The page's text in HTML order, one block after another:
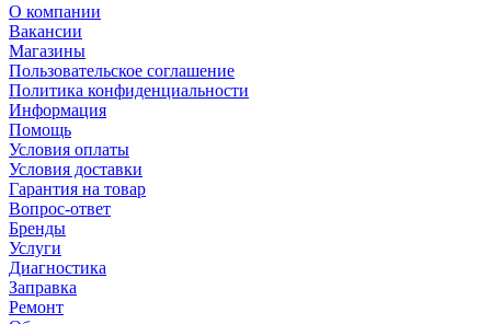
О компании
Вакансии
Магазины
Пользовательское соглашение
Политика конфиденциальности
Информация
Помощь
Условия оплаты
Условия доставки
Гарантия на товар
Вопрос-ответ
Бренды
Услуги
Диагностика
Заправка
Ремонт